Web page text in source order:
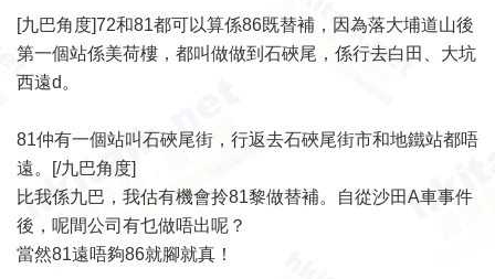
[九巴角度]72和81都可以算係86既替補，因為落大埔道山後
第一個站係美荷樓，都叫做做到石硤尾，係行去白田、大坑
西遠d。
81仲有一個站叫石硤尾街，行返去石硤尾街市和地鐵站都唔
遠。[/九巴角度]
比我係九巴，我估有機會拎81黎做替補。自從沙田A車事件
後，呢間公司有乜做唔出呢？
當然81遠唔夠86就腳就真！